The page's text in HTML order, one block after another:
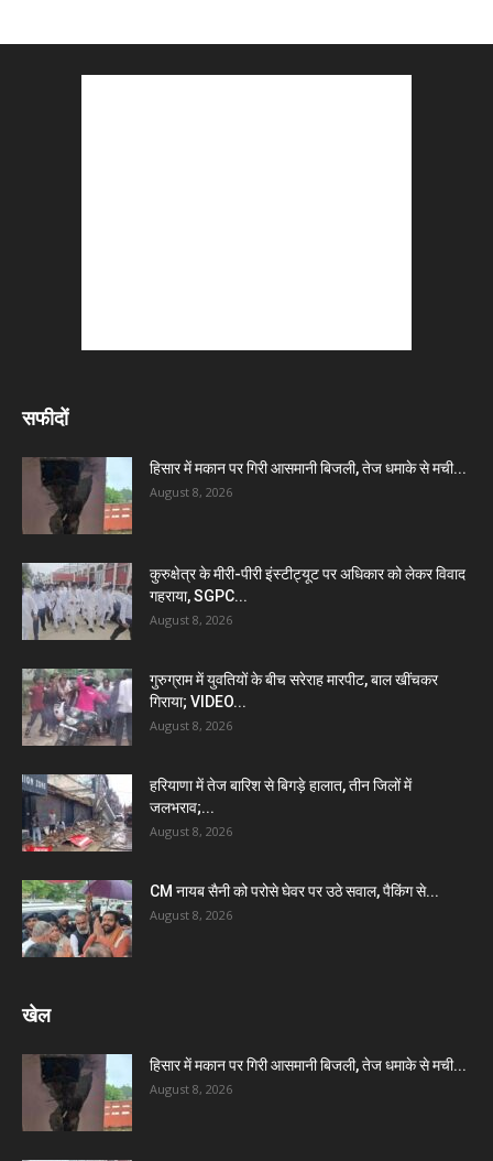
सफीदों
हिसार में मकान पर गिरी आसमानी बिजली, तेज धमाके से मची...
August 8, 2026
कुरुक्षेत्र के मीरी-पीरी इंस्टीट्यूट पर अधिकार को लेकर विवाद
गहराया, SGPC...
August 8, 2026
गुरुग्राम में युवतियों के बीच सरेराह मारपीट, बाल खींचकर
गिराया; VIDEO...
August 8, 2026
हरियाणा में तेज बारिश से बिगड़े हालात, तीन जिलों में
जलभराव;...
August 8, 2026
CM नायब सैनी को परोसे घेवर पर उठे सवाल, पैकिंग से...
August 8, 2026
खेल
हिसार में मकान पर गिरी आसमानी बिजली, तेज धमाके से मची...
August 8, 2026